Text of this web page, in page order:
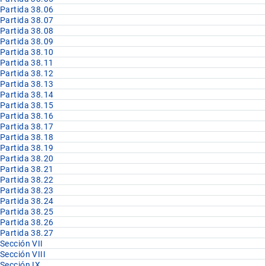
Partida 38.06
Partida 38.07
Partida 38.08
Partida 38.09
Partida 38.10
Partida 38.11
Partida 38.12
Partida 38.13
Partida 38.14
Partida 38.15
Partida 38.16
Partida 38.17
Partida 38.18
Partida 38.19
Partida 38.20
Partida 38.21
Partida 38.22
Partida 38.23
Partida 38.24
Partida 38.25
Partida 38.26
Partida 38.27
Sección VII
Sección VIII